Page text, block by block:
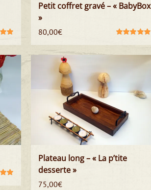
Petit coffret gravé – « BabyBox
»
80,00€
Plateau long – « La p’tite
desserte »
75,00€